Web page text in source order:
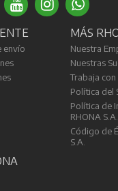
envío
MÁS
Nuestra
Nuestras
Trabaja
Política del
Política de
RHONA S.A.
Código de
S.A.